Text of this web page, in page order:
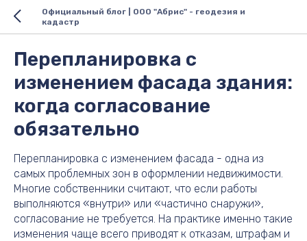
Официальный блог | ООО "Абрис" - геодезия и
кадастр
Перепланировка с
изменением фасада здания:
когда согласование
обязательно
Перепланировка с изменением фасада - одна из
самых проблемных зон в оформлении недвижимости.
Многие собственники считают, что если работы
выполняются «внутри» или «частично снаружи»,
согласование не требуется. На практике именно такие
изменения чаще всего приводят к отказам, штрафам и